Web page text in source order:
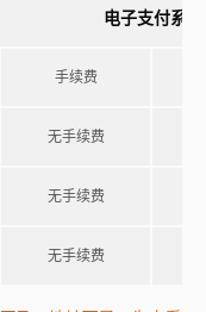
电子支付系统
手续费
无手续费
无手续费
无手续费